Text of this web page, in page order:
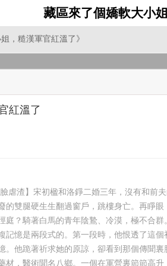
藏區來了個嬌軟大小
，糙漢軍官紅溫了》
紅溫了
虐渣】宋初楹和洛錚二婚三年，沒有和
雙腿硬生生翻過窗戶，跳樓身亡。再睜
？騎著白馬的青年陰鷙、冷漠，極不合
憶是兩段式的。第一段時，他恨透了這
。他跪著祈求她的原諒，卻看到那個傳聞
，醫術聞名八鄉。一個在軍營裏節節高升